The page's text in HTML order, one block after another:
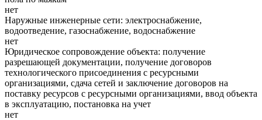
нет
Наружные инженерные сети: электроснабжение,
водоотведение, газоснабжение, водоснабжение
нет
Юридическое сопровождение объекта: получение
разрешающей документации, получение договоров
технологического присоединения с ресурсными
организациями, сдача сетей и заключение договоров на
поставку ресурсов с ресурсными организациями, ввод объекта
в эксплуатацию, постановка на учет
нет